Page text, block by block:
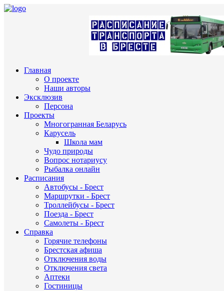
Главная
О проекте
Наши авторы
Эксклюзив
Персона
Проекты
Многогранная Беларусь
Карусель
Школа мам
Чудо природы
Вопрос нотариусу
Рыбалка онлайн
Расписания
Автобусы - Брест
Маршрутки - Брест
Троллейбусы - Брест
Поезда - Брест
Самолеты - Брест
Справка
Горячие телефоны
Брестская афиша
Отключения воды
Отключения света
Аптеки
Гостиницы